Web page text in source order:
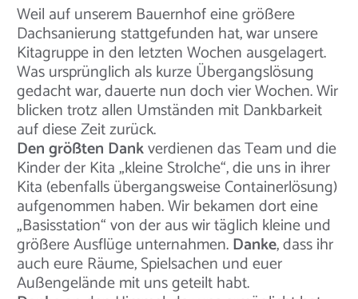
Weil auf unserem Bauernhof eine größere
Dachsanierung stattgefunden hat, war unsere
Kitagruppe in den letzten Wochen ausgelagert.
Was ursprünglich als kurze Übergangslösung
gedacht war, dauerte nun doch vier Wochen. Wir
blicken trotz allen Umständen mit Dankbarkeit
auf diese Zeit zurück.
Den größten Dankverdienen das Team und die
Kinder der Kita „kleine Strolche“, die uns in ihrer
Kita (ebenfalls übergangsweise Containerlösung)
aufgenommen haben. Wir bekamen dort eine
„Basisstation“ von der aus wir täglich kleine und
größere Ausflüge unternahmen.Danke, dass ihr
auch eure Räume, Spielsachen und euer
Außengelände mit uns geteilt habt.